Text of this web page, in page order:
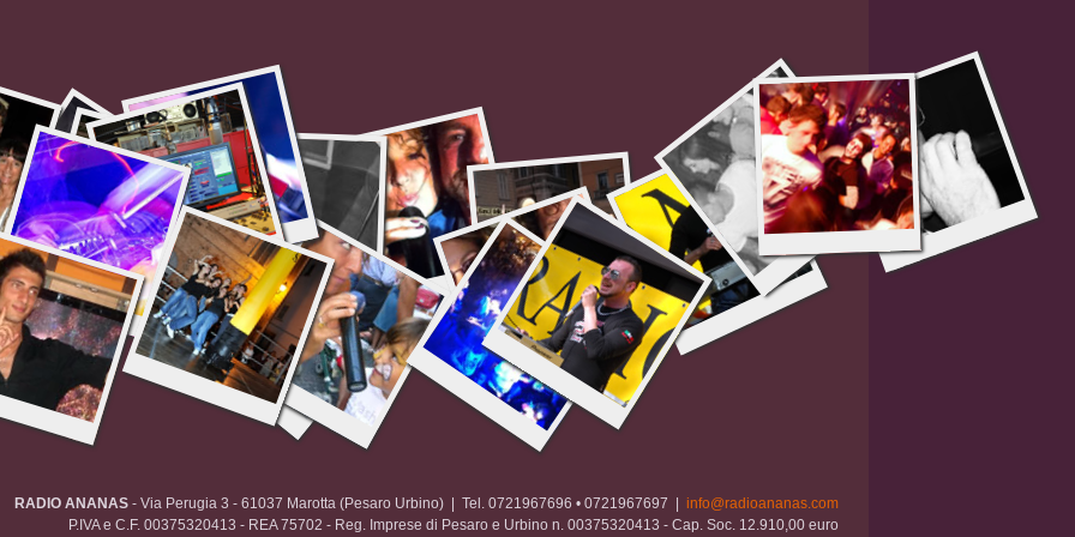
RADIO ANANAS - Via Perugia 3 - 61037 Marotta (Pesaro Urbino) | Tel. 0721967696 • 0721967697 | info@radioananas.com
P.IVA e C.F. 00375320413 - REA 75702 - Reg. Imprese di Pesaro e Urbino n. 00375320413 - Cap. Soc. 12.910,00 euro